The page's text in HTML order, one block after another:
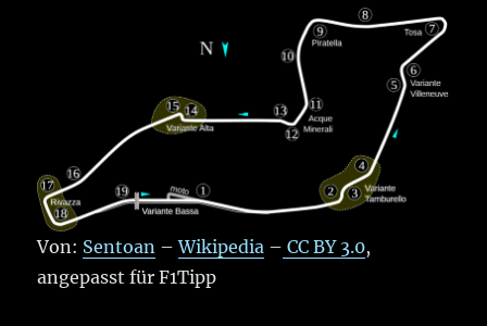
Von: Sentoan –Wikipedia – CC BY 3.0,
angepasst für F1Tipp